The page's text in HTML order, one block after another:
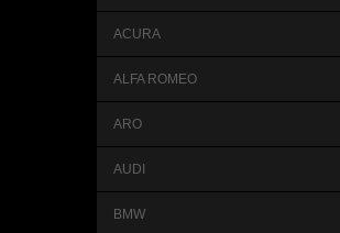
ACURA
ALFA ROMEO
ARO
AUDI
BMW